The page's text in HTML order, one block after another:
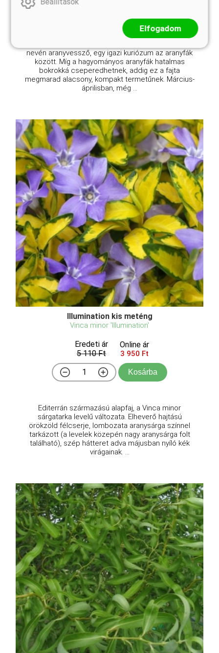
nevén aranyvessző, egy igazi kuriózum az aranyfák
között. Míg a hagyományos aranyfák hatalmas
bokrokká cseperedhetnek, addig ez a fajta
megmarad alacsony, kompakt termetűnek. Március-
áprilisban, még ...
Illumination kis meténg
Vinca minor 'Illumination'
Eredeti ár
5 110 Ft
Online ár
3 950 Ft
Kosárba
Editerrán származású alapfaj, a Vinca minor
sárgatarka levelű változata. Elheverő hajtású
örökzöld félcserje, lombozata aranysárga színnel
tarkázott (a levelek közepén nagy aranysárga folt
található), szép hátteret adva májusban nyíló kék
virágainak. ...
Elfogadom